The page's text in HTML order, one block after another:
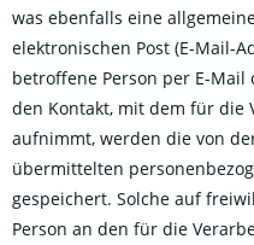
was ebenfalls eine
elektronischen Post (E-Mail-
betroffene Person per E-
den Kontakt, mit dem für die
aufnimmt, werden die von
übermittelten
gespeichert. Solche auf
Person an den für die